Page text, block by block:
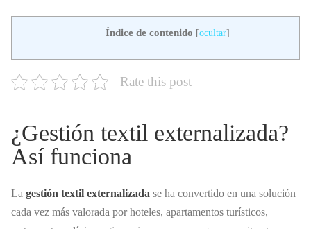
Índice de contenido [ocultar]
Rate this post
¿Gestión textil externalizada?
Así funciona
La gestión textil externalizada se ha convertido en una solución
cada vez más valorada por hoteles, apartamentos turísticos,